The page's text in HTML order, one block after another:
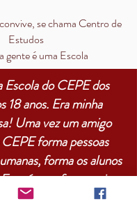
se chama Centro de
Estudos
gente é uma Escola
Escola do CEPE dos
18 anos. Era minha
Uma vez um amigo
forma pessoas
forma os alunos
é uma frase muito
memória vai das